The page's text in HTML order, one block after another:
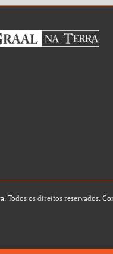
. Todos os direitos reservados.